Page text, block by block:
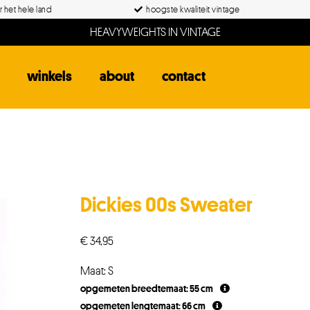
het hele land hoogste kwaliteit vintage
HEAVYWEIGHTS IN VINTAGE
winkels about contact
Dickies 00s Sweater
€34,95
Maat: S
opgemeten breedtemaat: 55 cm
opgemeten lengtemaat: 66 cm